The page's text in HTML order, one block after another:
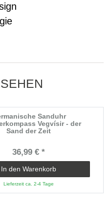
Sanduhr
Vegvísir - der
Sand der Zeit
36,99 € *
In den Warenkorb
Lieferzeit ca. 2-4 Tage